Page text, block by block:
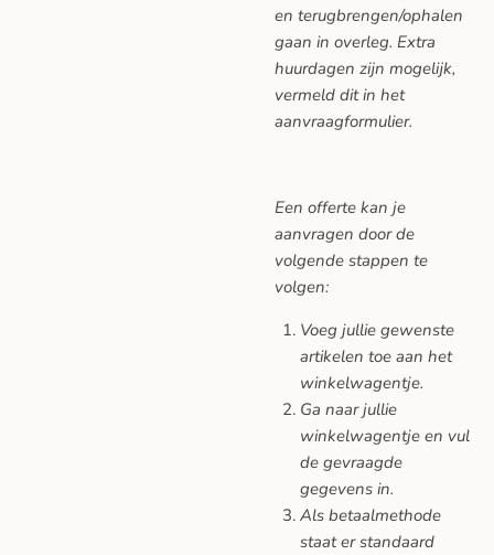
en terugbrengen/ophalen
gaan in overleg. Extra
huurdagen zijn mogelijk,
vermeld dit in het
aanvraagformulier.
Een offerte kan je
aanvragen door de
volgende stappen te
volgen:
Voeg jullie gewenste
artikelen toe aan het
winkelwagentje.
Ga naar jullie
winkelwagentje en vul
de gevraagde
gegevens in.
Als betaalmethode
staat er standaard